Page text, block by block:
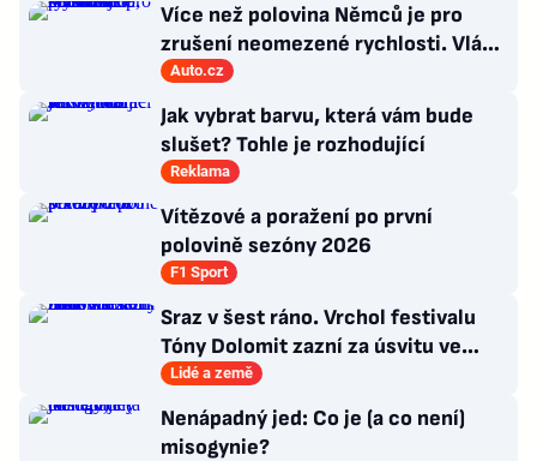
Více než polovina Němců je pro
zrušení neomezené rychlosti. Vláda
řekla, co si o tom myslí
Auto.cz
Jak vybrat barvu, která vám bude
slušet? Tohle je rozhodující
Reklama
Vítězové a poražení po první
polovině sezóny 2026
F1 Sport
Sraz v šest ráno. Vrchol festivalu
Tóny Dolomit zazní za úsvitu ve
3000 metrech
Lidé a země
Nenápadný jed: Co je (a co není)
misogynie?